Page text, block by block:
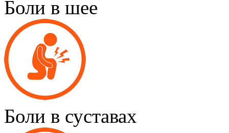
Боли в шее
Боли в суставах